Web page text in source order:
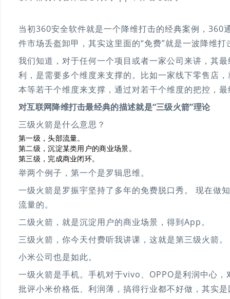
当初360安全软件就是一个降维打击的经典案例，360
件市场丢盔卸甲，其实这里面的“免费”就是一波降维打
我们知道，对于任何一个项目或者一家公司来讲，其
利，是需要多个维度来支撑的。比如一家线下零售店
本等若干个维度来支撑，通过对若干个维度的把控，
对互联网降维打击最经典的描述就是“三级火箭”理论
三级火箭是什么意思？
第一级，头部流量。
第二级，沉淀某类用户的商业场景。
第三级，完成商业闭环。
举两个例子，第一个是罗辑思维。
一级火箭是罗振宇坚持了多年的免费脱口秀。 现在做
流量的。
二级火箭，就是沉淀用户的商业场景，得到App。
三级火箭，你今天付费听我讲课，这就是第三级火箭。
小米公司也是如此。
一级火箭是手机。手机对于vivo、OPPO是利润中心
批评小米价格低、利润薄，搞得行业都不好做，其实